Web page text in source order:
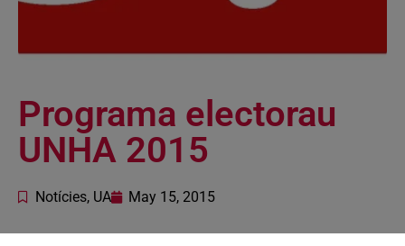
Programa electorau
UNHA 2015
Notícies, UA May 15, 2015